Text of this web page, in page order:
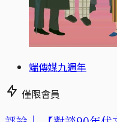
端傳媒九週年
僅限會員